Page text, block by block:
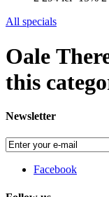
All specials
Oale
this
Newsletter
Facebook